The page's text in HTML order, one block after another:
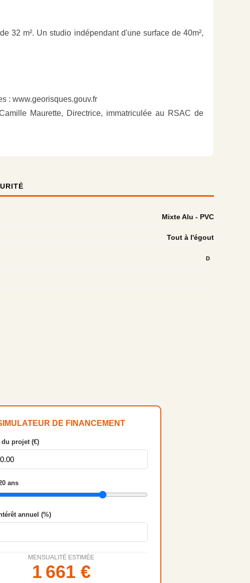
32 m². Un studio indépendant d'une surface de 40m²,
: www.georisques.gouv.fr
Maurette, Directrice, immatriculée au RSAC de
Mixte Alu - PVC
Tout à l'égout
D
DE FINANCEMENT
du projet (€)
ans
annuel (%)
MENSUALITÉ ESTIMÉE
1 661 €